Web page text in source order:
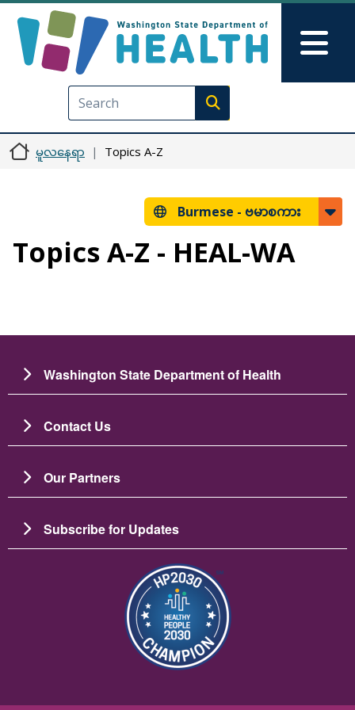
Execute search
မူလနေရာ Topics A-Z
Burmese - ဗမာစကား
Topics A-Z - HEAL-WA
Washington State Department of Health
Contact Us
Our Partners
Subscribe for Updates
ပုံရိပ်